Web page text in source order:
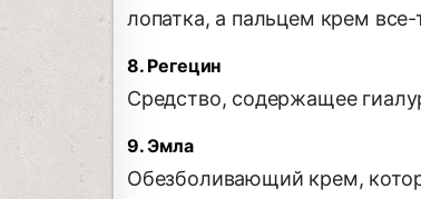
лопатка, а пальцем крем
8. Регецин
Средство, содержащее
9. Эмла
Обезболивающий крем,